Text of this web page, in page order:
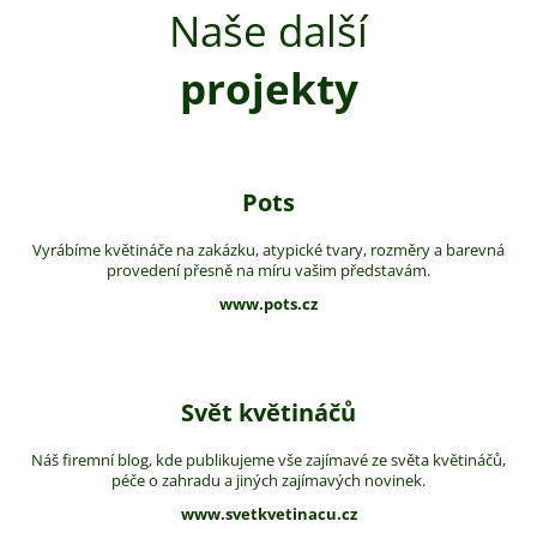
Naše další
projekty
Pots
Vyrábíme květináče na zakázku, atypické tvary, rozměry a barevná
provedení přesně na míru vašim představám.
www.pots.cz
Svět květináčů
Náš firemní blog, kde publikujeme vše zajímavé ze světa květináčů,
péče o zahradu a jiných zajímavých novinek.
www.svetkvetinacu.cz